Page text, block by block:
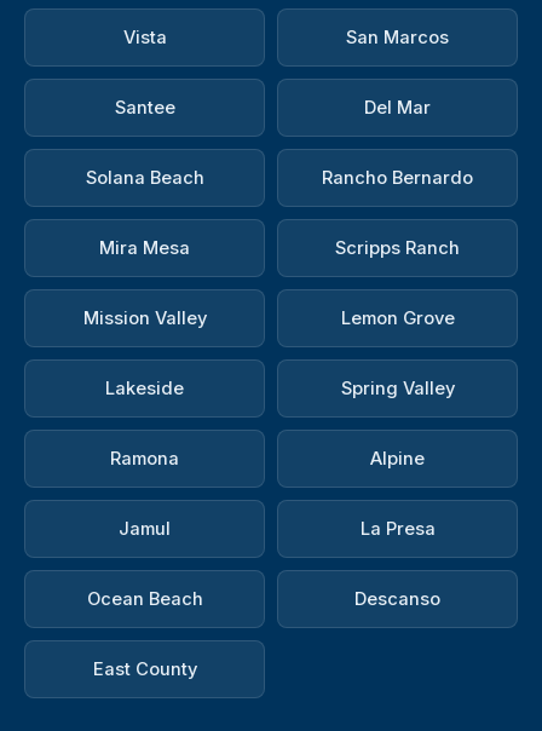
Vista San Marcos
Santee Del Mar
Solana Beach Rancho Bernardo
Mira Mesa Scripps Ranch
Mission Valley Lemon Grove
Lakeside Spring Valley
Ramona Alpine
Jamul La Presa
Ocean Beach Descanso
East County